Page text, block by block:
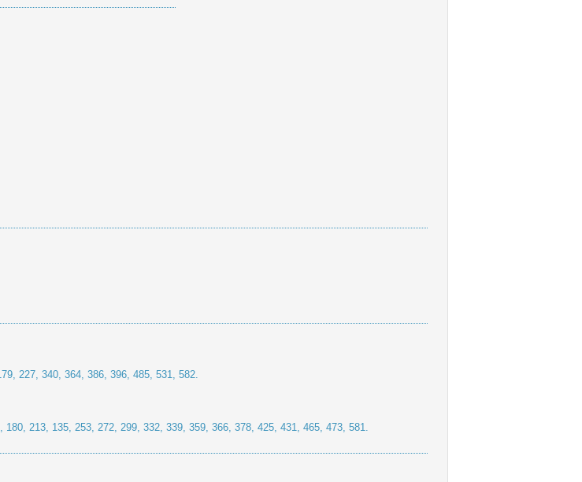
227, 340, 364, 386, 396, 485, 531, 582.
213, 135, 253, 272, 299, 332, 339, 359, 366, 378, 425, 431, 465, 473, 581.